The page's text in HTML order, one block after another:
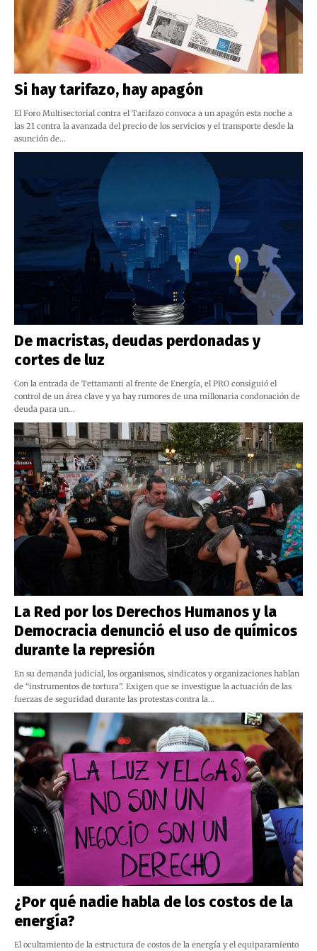
Si hay tarifazo, hay apagón
El Foro Multisectorial contra el Tarifazo convoca a un apagón esta noche a
las 21 contra la avanzada del precio de los servicios y el transporte desde la
asunción de…
De macristas, deudas perdonadas y
cortes de luz
Con la entrada de Tettamanti al frente de Energía, el PRO consiguió el
control de un área clave y ya hay rumores de una millonaria condonación de
deuda para un…
La Red por los Derechos Humanos y la
Democracia denunció el uso de químicos
durante la represión
En su demanda judicial, los organismos, sindicatos y organizaciones hablan
de “instrumentos de tortura”. Exigen que se investigue la actuación de las
fuerzas de seguridad durante las protestas contra la…
¿Por qué nadie habla de los costos de la
energía?
El ocultamiento de la estructura de costos de la energía y el equiparamiento